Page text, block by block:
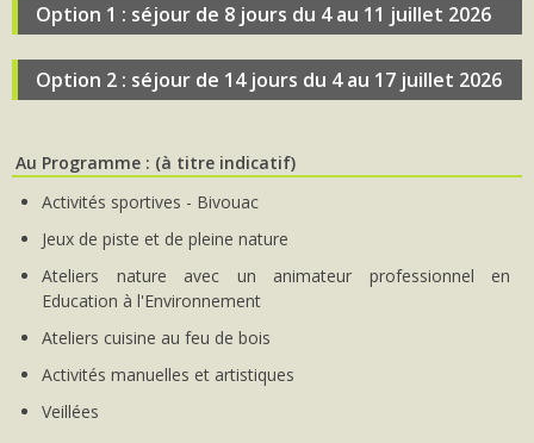
Option 1 : séjour de 8 jours du 4 au 11 juillet 2026
Option 2 : séjour de 14 jours du 4 au 17 juillet 2026
Au Programme : (à titre indicatif)
Activités sportives - Bivouac
Jeux de piste et de pleine nature
Ateliers nature avec un animateur professionnel en
Education à l'Environnement
Ateliers cuisine au feu de bois
Activités manuelles et artistiques
Veillées